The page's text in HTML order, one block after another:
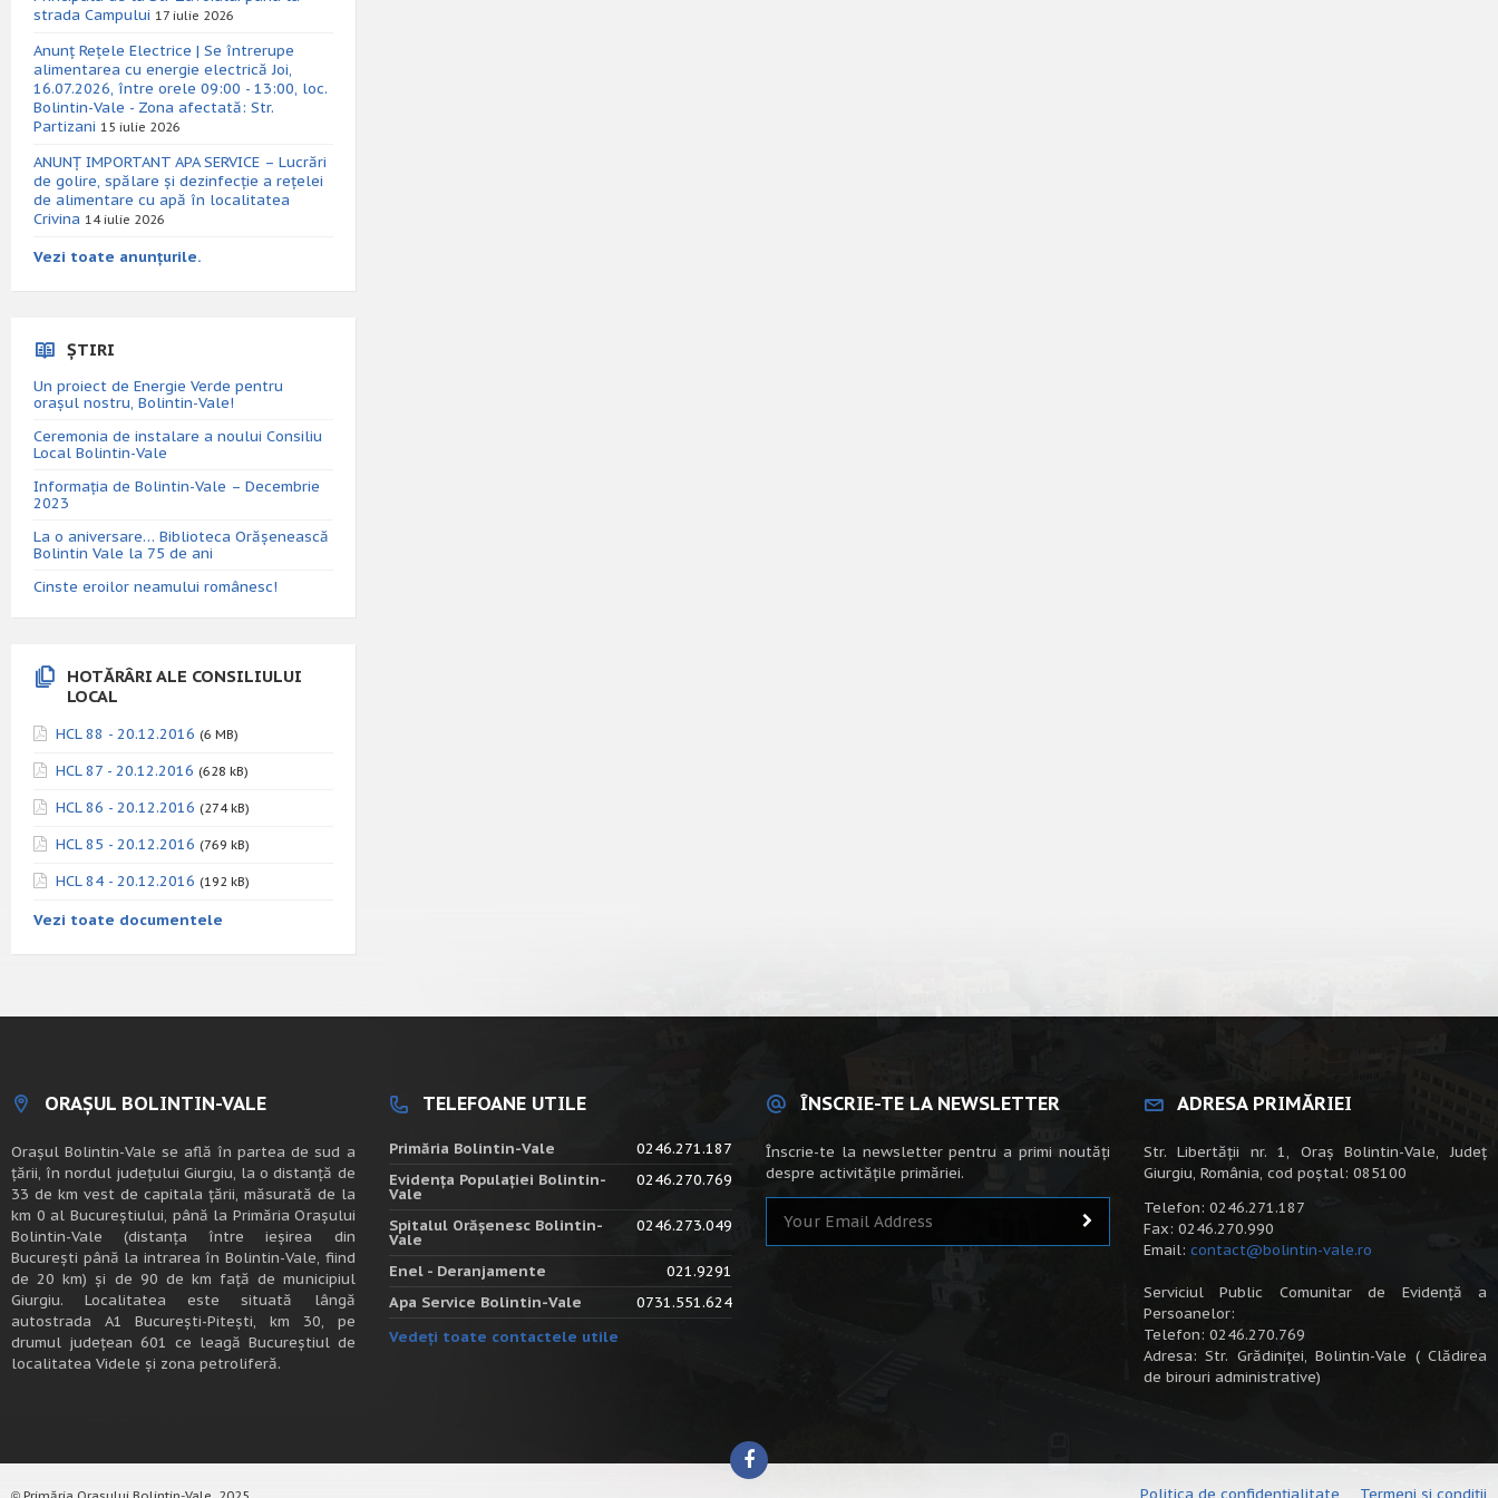
strada Campului 17 iulie 2026
Anunț Rețele Electrice | Se întrerupe
alimentarea cu energie electrică Joi,
16.07.2026, între orele 09:00 - 13:00, loc.
Bolintin-Vale - Zona afectată: Str.
Partizani 15 iulie 2026
ANUNȚ IMPORTANT APA SERVICE – Lucrări
de golire, spălare și dezinfecție a rețelei
de alimentare cu apă în localitatea
Crivina 14 iulie 2026
Vezi toate anunțurile.
ȘTIRI
Un proiect de Energie Verde pentru
orașul nostru, Bolintin-Vale!
Ceremonia de instalare a noului Consiliu
Local Bolintin-Vale
Informația de Bolintin-Vale – Decembrie
2023
La o aniversare… Biblioteca Orăşenească
Bolintin Vale la 75 de ani
Cinste eroilor neamului românesc!
HOTĂRÂRI ALE CONSILIULUI
LOCAL
HCL 88 - 20.12.2016 (6 MB)
HCL 87 - 20.12.2016 (628 kB)
HCL 86 - 20.12.2016 (274 kB)
HCL 85 - 20.12.2016 (769 kB)
HCL 84 - 20.12.2016 (192 kB)
Vezi toate documentele
ORAȘUL BOLINTIN-VALE
Oraşul Bolintin-Vale se află în partea de sud a
ţării, în nordul judeţului Giurgiu, la o distanţă de
33 de km vest de capitala țării, măsurată de la
km 0 al Bucureștiului, până la Primăria Orașului
Bolintin-Vale (distanța între ieșirea din
București până la intrarea în Bolintin-Vale, fiind
de 20 km) şi de 90 de km faţă de municipiul
Giurgiu. Localitatea este situată lângă
autostrada A1 Bucureşti-Piteşti, km 30, pe
drumul judeţean 601 ce leagă Bucureştiul de
localitatea Videle şi zona petroliferă.
TELEFOANE UTILE
Primăria Bolintin-Vale
0246.271.187
Evidența Populației Bolintin-
Vale
0246.270.769
Spitalul Orășenesc Bolintin-
Vale
0246.273.049
Enel - Deranjamente
021.9291
Apa Service Bolintin-Vale
0731.551.624
Vedeți toate contactele utile
ÎNSCRIE-TE LA NEWSLETTER
Înscrie-te la newsletter pentru a primi noutăți
despre activitățile primăriei.
ADRESA PRIMĂRIEI
Str. Libertății nr. 1, Oraș Bolintin-Vale, Județ
Giurgiu, România, cod poștal: 085100
Telefon: 0246.271.187
Fax: 0246.270.990
Email: contact@bolintin-vale.ro
Serviciul Public Comunitar de Evidență a
Persoanelor:
Telefon: 0246.270.769
Adresa: Str. Grădiniței, Bolintin-Vale ( Clădirea
de birouri administrative)
Politica de confidențialitate Termeni și condiții